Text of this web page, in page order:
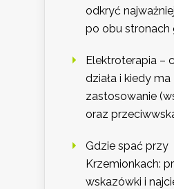
odkryć
po obu stronach
Elektroterapia –
działa i kiedy ma
zastosowanie
oraz
Gdzie spać przy
Krzemionkach:
wskazówki i